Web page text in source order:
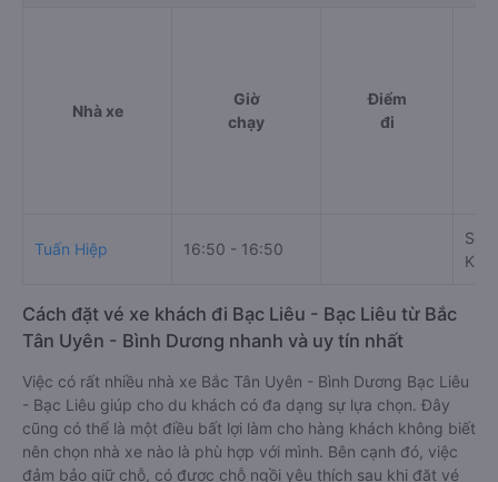
Nhà xe
Giờ
chạy
Điểm
đi
Tuấn Hiệp 16:50 - 16:50
Số
Cách đặt vé xe khách đi Bạc Liêu - Bạc Liêu từ Bắc
Tân Uyên - Bình Dương nhanh và uy tín nhất
Việc có rất nhiều nhà xe Bắc Tân Uyên - Bình Dương Bạc Liêu
- Bạc Liêu giúp cho du khách có đa dạng sự lựa chọn. Đây
cũng có thể là một điều bất lợi làm cho hàng khách không biết
nên chọn nhà xe nào là phù hợp với mình. Bên cạnh đó, việc
đảm bảo giữ chỗ, có được chỗ ngồi yêu thích sau khi đặt vé